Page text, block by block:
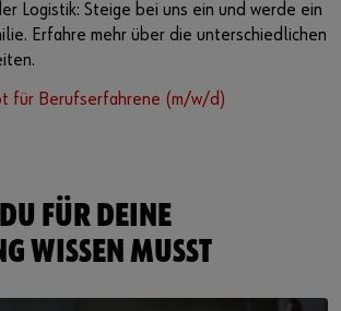
Logistik: Steige bei uns ein und werde ein
Erfahre mehr über die unterschiedlichen
für Berufserfahrene (m/w/d)
FÜR DEINE
WISSEN MUSST